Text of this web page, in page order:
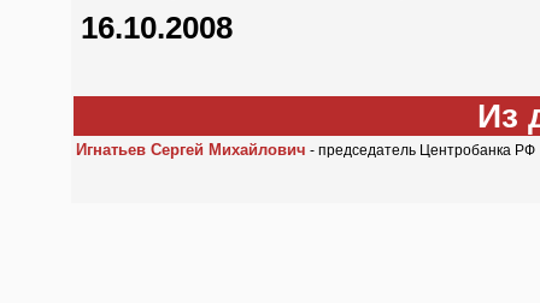
16.10.2008
Из
Игнатьев Сергей Михайлович - председатель Центробанка РФ